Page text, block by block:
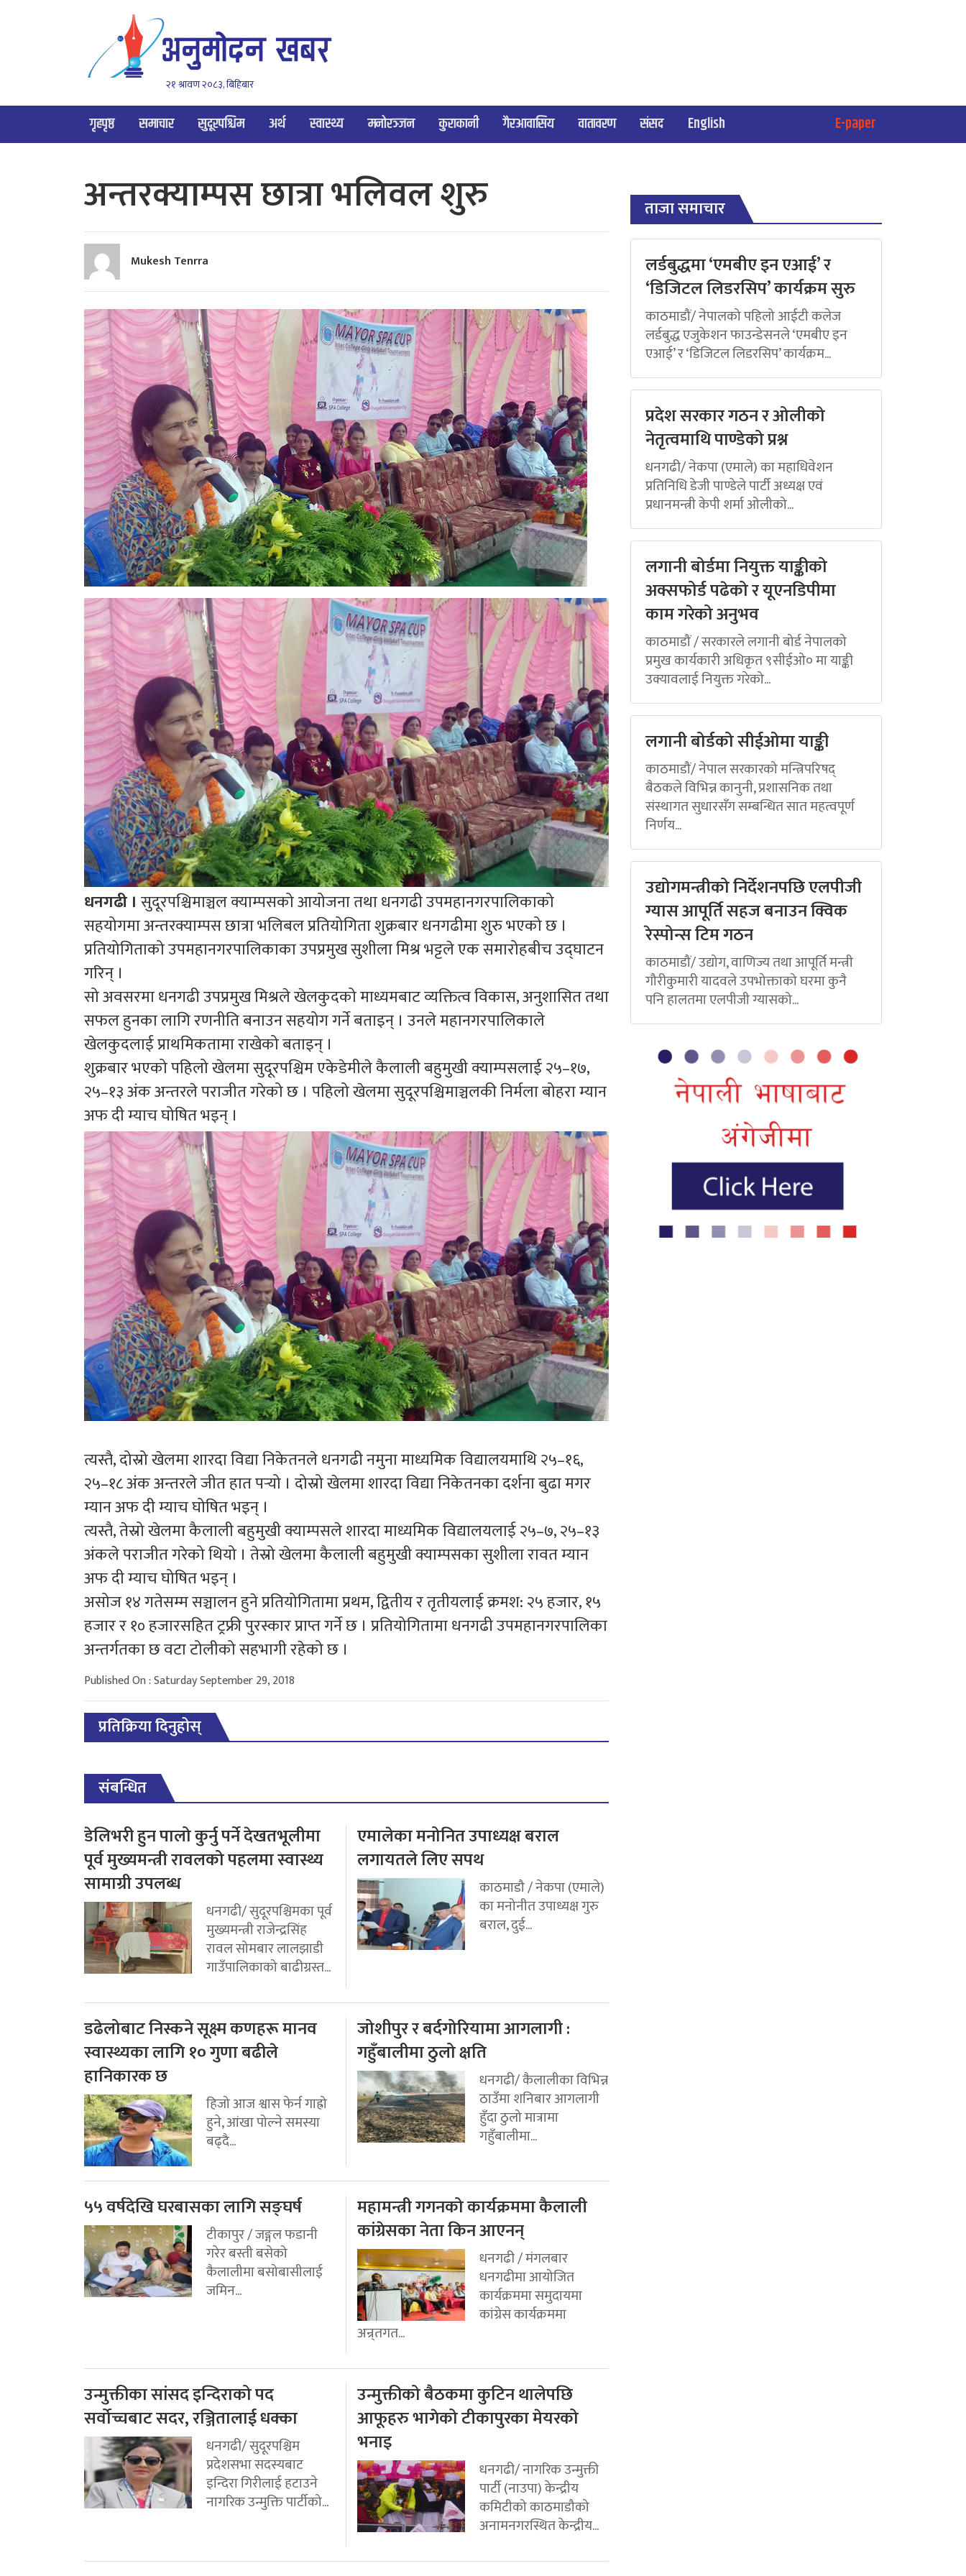
२१ श्रावण २०८३, बिहिबार
गृहपृष्ठ समाचार सुदूरपश्चिम अर्थ स्वास्थ्य मनोरञ्जन कुराकानी गैरआवासिय वातावरण संसद English E-paper
अन्तरक्याम्पस छात्रा भलिवल शुरु
Mukesh Tenrra
धनगढी । सुदूरपश्चिमाञ्चल क्याम्पसको आयोजना तथा धनगढी उपमहानगरपालिकाको
सहयोगमा अन्तरक्याम्पस छात्रा भलिबल प्रतियोगिता शुक्रबार धनगढीमा शुरु भएको छ ।
प्रतियोगिताको उपमहानगरपालिकाका उपप्रमुख सुशीला मिश्र भट्टले एक समारोहबीच उद्घाटन
गरिन् ।
सो अवसरमा धनगढी उपप्रमुख मिश्रले खेलकुदको माध्यमबाट व्यक्तित्व विकास, अनुशासित तथा
सफल हुनका लागि रणनीति बनाउन सहयोग गर्ने बताइन् । उनले महानगरपालिकाले
खेलकुदलाई प्राथमिकतामा राखेको बताइन् ।
शुक्रबार भएको पहिलो खेलमा सुदूरपश्चिम एकेडेमीले कैलाली बहुमुखी क्याम्पसलाई २५–१७,
२५–१३ अंक अन्तरले पराजीत गरेको छ । पहिलो खेलमा सुदूरपश्चिमाञ्चलकी निर्मला बोहरा म्यान
अफ दी म्याच घोषित भइन् ।
त्यस्तै, दोस्रो खेलमा शारदा विद्या निकेतनले धनगढी नमुना माध्यमिक विद्यालयमाथि २५–१६,
२५–१८ अंक अन्तरले जीत हात पर्‍यो । दोस्रो खेलमा शारदा विद्या निकेतनका दर्शना बुढा मगर
म्यान अफ दी म्याच घोषित भइन् ।
त्यस्तै, तेस्रो खेलमा कैलाली बहुमुखी क्याम्पसले शारदा माध्यमिक विद्यालयलाई २५–७, २५–१३
अंकले पराजीत गरेको थियो । तेस्रो खेलमा कैलाली बहुमुखी क्याम्पसका सुशीला रावत म्यान
अफ दी म्याच घोषित भइन् ।
असोज १४ गतेसम्म सञ्चालन हुने प्रतियोगितामा प्रथम, द्वितीय र तृतीयलाई क्रमश: २५ हजार, १५
हजार र १० हजारसहित ट्रफ्री पुरस्कार प्राप्त गर्ने छ । प्रतियोगितामा धनगढी उपमहानगरपालिका
अन्तर्गतका छ वटा टोलीको सहभागी रहेको छ ।
Published On : Saturday September 29, 2018
प्रतिक्रिया दिनुहोस्
संबन्धित
डेलिभरी हुन पालो कुर्नु पर्ने देखतभूलीमा
पूर्व मुख्यमन्त्री रावलको पहलमा स्वास्थ्य
सामाग्री उपलब्ध
धनगढी/ सुदूरपश्चिमका पूर्व
मुख्यमन्त्री राजेन्द्रसिंह
रावल सोमबार लालझाडी
गाउँपालिकाको बाढीग्रस्त...
एमालेका मनोनित उपाध्यक्ष बराल
लगायतले लिए सपथ
काठमाडौ / नेकपा (एमाले)
का मनोनीत उपाध्यक्ष गुरु
बराल, दुई...
डढेलोबाट निस्कने सूक्ष्म कणहरू मानव
स्वास्थ्यका लागि १० गुणा बढीले
हानिकारक छ
हिजो आज श्वास फेर्न गाह्रो
हुने, आंखा पोल्ने समस्या
बढ्दै...
जोशीपुर र बर्दगोरियामा आगलागी :
गहुँबालीमा ठुलो क्षति
धनगढी/ कैलालीका विभिन्न
ठाउँमा शनिबार आगलागी
हुँदा ठुलो मात्रामा
गहुँबालीमा...
५५ वर्षदेखि घरबासका लागि सङ्घर्ष
टीकापुर / जङ्गल फडानी
गरेर बस्ती बसेको
कैलालीमा बसोबासीलाई
जमिन...
महामन्त्री गगनको कार्यक्रममा कैलाली
कांग्रेसका नेता किन आएनन्
धनगढी / मंगलबार
धनगढीमा आयोजित
कार्यक्रममा समुदायमा
कांग्रेस कार्यक्रममा
अन्र्तगत...
उन्मुक्तीका सांसद इन्दिराको पद
सर्वोच्चबाट सदर, रञ्जितालाई धक्का
धनगढी/ सुदूरपश्चिम
प्रदेशसभा सदस्यबाट
इन्दिरा गिरीलाई हटाउने
नागरिक उन्मुक्ति पार्टीको...
उन्मुक्तीको बैठकमा कुटिन थालेपछि
आफूहरु भागेको टीकापुरका मेयरको
भनाइ
धनगढी/ नागरिक उन्मुक्ती
पार्टी (नाउपा) केन्द्रीय
कमिटीको काठमाडौको
अनामनगरस्थित केन्द्रीय...
ताजा समाचार
लर्डबुद्धमा ‘एमबीए इन एआई’ र
‘डिजिटल लिडरसिप’ कार्यक्रम सुरु
काठमाडौं/ नेपालको पहिलो आईटी कलेज
लर्डबुद्ध एजुकेशन फाउन्डेसनले ‘एमबीए इन
एआई’ र ‘डिजिटल लिडरसिप’ कार्यक्रम...
प्रदेश सरकार गठन र ओलीको
नेतृत्वमाथि पाण्डेको प्रश्न
धनगढी/ नेकपा (एमाले) का महाधिवेशन
प्रतिनिधि डेजी पाण्डेले पार्टी अध्यक्ष एवं
प्रधानमन्त्री केपी शर्मा ओलीको...
लगानी बोर्डमा नियुक्त याङ्कीको
अक्सफोर्ड पढेको र यूएनडिपीमा
काम गरेको अनुभव
काठमाडौं / सरकारले लगानी बोर्ड नेपालको
प्रमुख कार्यकारी अधिकृत ९सीईओ० मा याङ्की
उक्यावलाई नियुक्त गरेको...
लगानी बोर्डको सीईओमा याङ्की
काठमाडौं/ नेपाल सरकारको मन्त्रिपरिषद्
बैठकले विभिन्न कानुनी, प्रशासनिक तथा
संस्थागत सुधारसँग सम्बन्धित सात महत्वपूर्ण
निर्णय...
उद्योगमन्त्रीको निर्देशनपछि एलपीजी
ग्यास आपूर्ति सहज बनाउन क्विक
रेस्पोन्स टिम गठन
काठमाडौं/ उद्योग, वाणिज्य तथा आपूर्ति मन्त्री
गौरीकुमारी यादवले उपभोक्ताको घरमा कुनै
पनि हालतमा एलपीजी ग्यासको...